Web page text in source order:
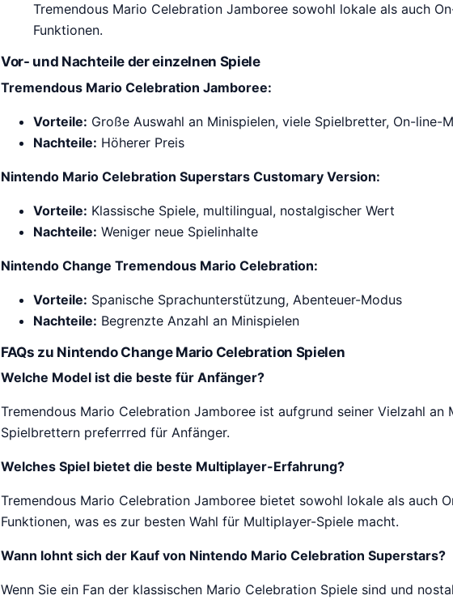
Tremendous Mario Celebration Jamboree sowohl lokale als auch
Funktionen.
Vor- und Nachteile der einzelnen Spiele
Tremendous Mario Celebration Jamboree:
Vorteile: Große Auswahl an Minispielen, viele Spielbretter, On-line-
Nachteile: Höherer Preis
Nintendo Mario Celebration Superstars Customary Version:
Vorteile: Klassische Spiele, multilingual, nostalgischer Wert
Nachteile: Weniger neue Spielinhalte
Nintendo Change Tremendous Mario Celebration:
Vorteile: Spanische Sprachunterstützung, Abenteuer-Modus
Nachteile: Begrenzte Anzahl an Minispielen
FAQs zu Nintendo Change Mario Celebration Spielen
Welche Model ist die beste für Anfänger?
Tremendous Mario Celebration Jamboree ist aufgrund seiner Vielzahl an
Spielbrettern preferrred für Anfänger.
Welches Spiel bietet die beste Multiplayer-Erfahrung?
Tremendous Mario Celebration Jamboree bietet sowohl lokale als auch
Funktionen, was es zur besten Wahl für Multiplayer-Spiele macht.
Wann lohnt sich der Kauf von Nintendo Mario Celebration Superstars?
Wenn Sie ein Fan der klassischen Mario Celebration Spiele sind und